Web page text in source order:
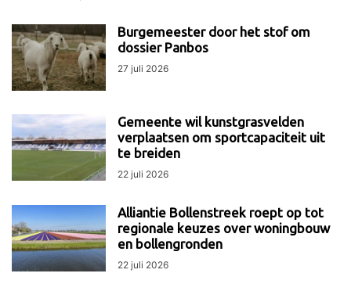
Burgemeester door het stof om
dossier Panbos
27 juli 2026
Gemeente wil kunstgrasvelden
verplaatsen om sportcapaciteit uit
te breiden
22 juli 2026
Alliantie Bollenstreek roept op tot
regionale keuzes over woningbouw
en bollengronden
22 juli 2026